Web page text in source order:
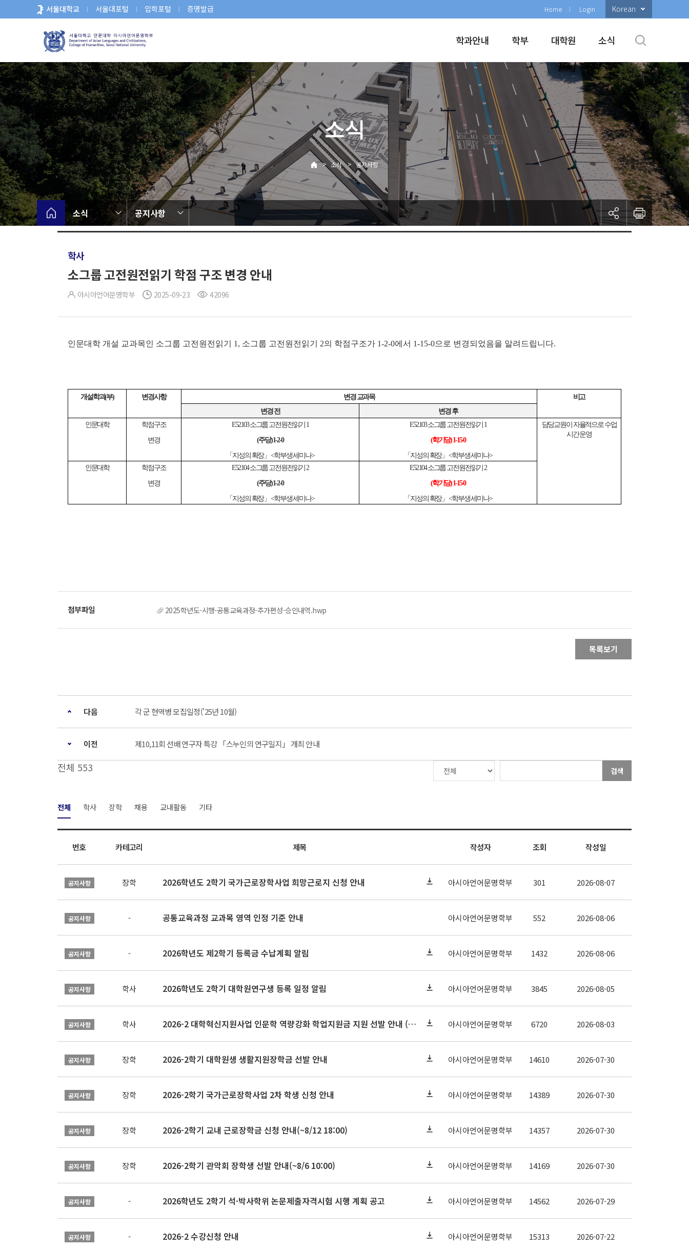
로
뉴
서울대학교 서울대포털 입학포털 증명발급 Home Login Korean
학과안내 학부 대학원 소식
소식
> 소식 > 공지사항
소식 공지사항
학사
소그룹 고전원전읽기 학점 구조 변경 안내
아시아언어문명학부 2025-09-23 42096
인문대학 개설 교과목인 소그룹 고전원전읽기 1, 소그룹 고전원전읽기 2의 학점구조가 1-2-0에서 1-15-0으로 변경되었음을 알려드립니다.
개설학과(부) 변경사항 변경 교과목
비고
변경 전
변경 후
인문대학
학점구조
변경
E52.103 소그룹 고전원전읽기 1
(주당) 1-2-0
「지성의 확장」 <학부생 세미나>
E52.103 소그룹 고전원전읽기 1
(학기당) 1-15-0
「지성의 확장」 <학부생 세미나>
담당교원이 자율적으로 수업
시간 운영
인문대학
학점구조
변경
E52.104 소그룹 고전원전읽기 2
(주당) 1-2-0
「지성의 확장」 <학부생 세미나>
E52.104 소그룹 고전원전읽기 2
(학기당) 1-15-0
「지성의 확장」 <학부생 세미나>
2025학년도-시행-공통교육과정-추가편성-승인내역.hwp
목록보기
다음 각 군 현역병 모집일정('25년 10월)
이전 제10,11회 선배 연구자 특강 「스누인의 연구일지」 개최 안내
전체 553 검색
전체 학사 장학 채용 교내활동 기타
번호 카테고리 제목 작성자 조회 작성일
공지사항 장학 2026학년도 2학기 국가근로장학사업 희망근로지 신청 안내 아시아언어문명학부 301 2026-08-07
공지사항 - 공통교육과정 교과목 영역 인정 기준 안내 아시아언어문명학부 552 2026-08-06
공지사항 - 2026학년도 제2학기 등록금 수납계획 알림 아시아언어문명학부 1432 2026-08-06
공지사항 학사 2026학년도 2학기 대학원연구생 등록 일정 알림 아시아언어문명학부 3845 2026-08-05
공지사항 학사 2026-2 대학혁신지원사업 인문학 역량강화 학업지원금 지원 선발 안내 (학/석/박사) 아시아언어문명학부 6720 2026-08-03
공지사항 장학 2026-2학기 대학원생 생활지원장학금 선발 안내 아시아언어문명학부 14610 2026-07-30
공지사항 장학 2026-2학기 국가근로장학사업 2차 학생 신청 안내 아시아언어문명학부 14389 2026-07-30
공지사항 장학 2026-2학기 교내 근로장학금 신청 안내(~8/12 18:00) 아시아언어문명학부 14357 2026-07-30
공지사항 장학 2026-2학기 관악회 장학생 선발 안내(~8/6 10:00) 아시아언어문명학부 14169 2026-07-30
공지사항 - 2026학년도 2학기 석·박사학위 논문제출자격시험 시행 계획 공고 아시아언어문명학부 14562 2026-07-29
공지사항 - 2026-2 수강신청 안내 아시아언어문명학부 15313 2026-07-22